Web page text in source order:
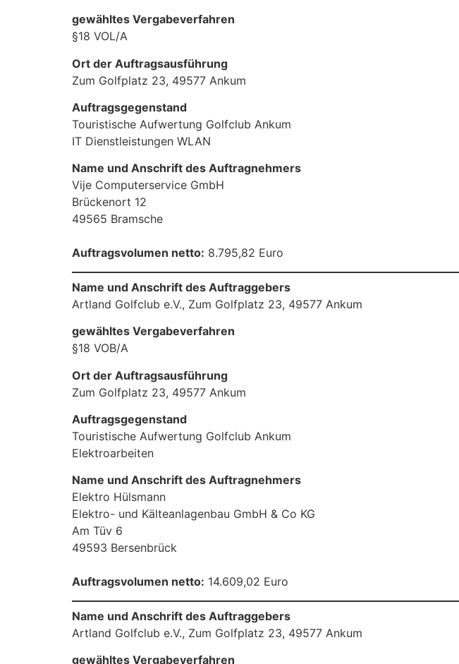
gewähltes Vergabeverfahren
§18 VOL/A
Ort der Auftragsausführung
Zum Golfplatz 23, 49577 Ankum
Auftragsgegenstand
Touristische Aufwertung Golfclub Ankum
IT Dienstleistungen WLAN
Name und Anschrift des Auftragnehmers
Vije Computerservice GmbH
Brückenort 12
49565 Bramsche
Auftragsvolumen netto: 8.795,82 Euro
Name und Anschrift des Auftraggebers
Artland Golfclub e.V., Zum Golfplatz 23, 49577 Ankum
gewähltes Vergabeverfahren
§18 VOB/A
Ort der Auftragsausführung
Zum Golfplatz 23, 49577 Ankum
Auftragsgegenstand
Touristische Aufwertung Golfclub Ankum
Elektroarbeiten
Name und Anschrift des Auftragnehmers
Elektro Hülsmann
Elektro- und Kälteanlagenbau GmbH & Co KG
Am Tüv 6
49593 Bersenbrück
Auftragsvolumen netto: 14.609,02 Euro
Name und Anschrift des Auftraggebers
Artland Golfclub e.V., Zum Golfplatz 23, 49577 Ankum
gewähltes Vergabeverfahren